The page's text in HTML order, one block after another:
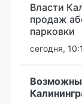
Власти
продаж
парковки
сегодня,
Возможны